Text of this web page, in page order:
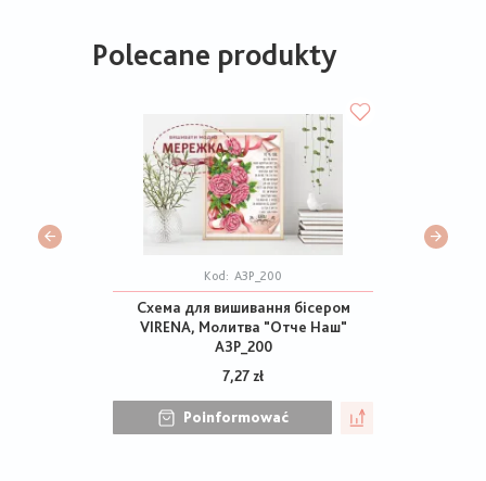
Polecane produkty
Kod: А3Р_200
Схема для вишивання бісером
VIRENA, Молитва "Отче Наш"
А3Р_200
7,27 zł
Poinformować